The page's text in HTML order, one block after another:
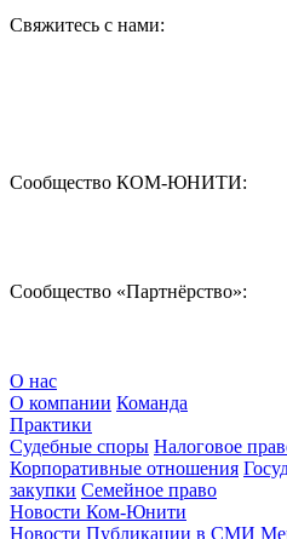
Свяжитесь с нами:
Сообщество КОМ-ЮНИТИ:
Сообщество «Партнёрство»:
О нас
О компании Команда
Практики
Судебные споры Налоговое
Корпоративные отношения
закупки Семейное право
Новости Ком-Юнити
Новости Публикации в СМИ